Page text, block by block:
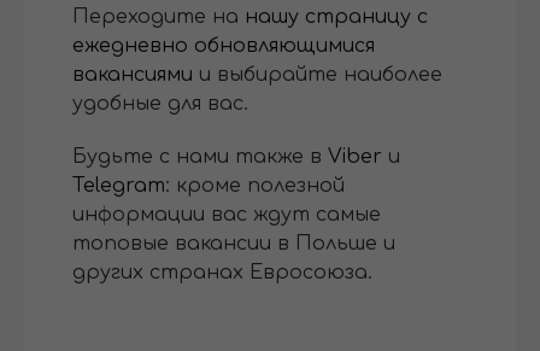
Переходите на нашу страницу с
ежедневно обновляющимися
вакансиями и выбирайте наиболее
удобные для вас.
Будьте с нами также в Viber и
Telegram: кроме полезной
информации вас ждут самые
топовые вакансии в Польше и
других странах Евросоюза.